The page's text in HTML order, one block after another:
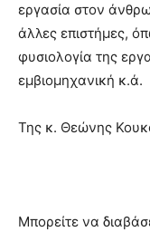
εργασία στον
άλλες επιστήμες,
φυσιολογία της
εμβιομηχανική κ.ά.
Της κ. Θεώνης
Μπορείτε να